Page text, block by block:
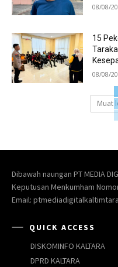
08/08/
15
08/08/
Muat
Dibawah naungan PT MEDIA
Keputusan Menkumham Nomor
Email:
QUICK ACCESS
DISKOMINFO KALTARA
DPRD KALTARA